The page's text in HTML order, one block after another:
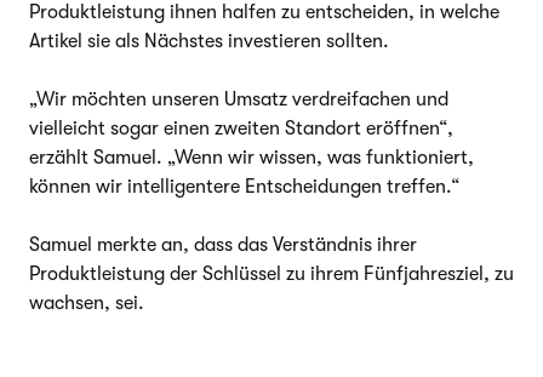
Produktleistung ihnen halfen zu entscheiden, in welche
Artikel sie als Nächstes investieren sollten.
„Wir möchten unseren Umsatz verdreifachen und
vielleicht sogar einen zweiten Standort eröffnen“,
erzählt Samuel. „Wenn wir wissen, was funktioniert,
können wir intelligentere Entscheidungen treffen.“
Samuel merkte an, dass das Verständnis ihrer
Produktleistung der Schlüssel zu ihrem Fünfjahresziel, zu
wachsen, sei.